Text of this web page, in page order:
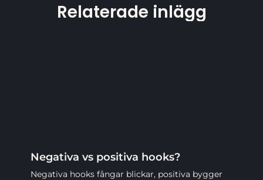
Relaterade inlägg
Negativa vs positiva hooks?
Negativa hooks fångar blickar, positiva bygger